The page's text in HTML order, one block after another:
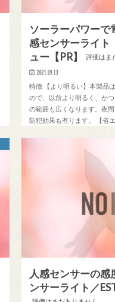
ソーラーパワーで
感センサーライト
ュー【PR】
評価はま
2021.09.13
特徴 【より明るい】本製品
ので、以前より明るく、か
の範囲も広くなります。夜
防犯効果も有ります。 【省
人感センサーの感
ンサーライト／